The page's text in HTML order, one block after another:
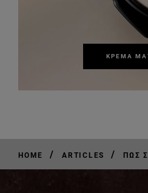
ΚΡΈΜΑ
HOME / ARTICLES / ΠΏΣ